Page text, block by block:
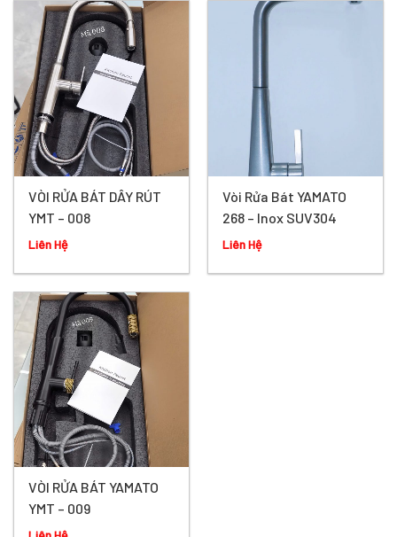
VÒI RỬA BÁT DÂY RÚT
YMT – 008
Liên Hệ
Vòi Rửa Bát YAMATO
268 – Inox SUV304
Liên Hệ
VÒI RỬA BÁT YAMATO
YMT – 009